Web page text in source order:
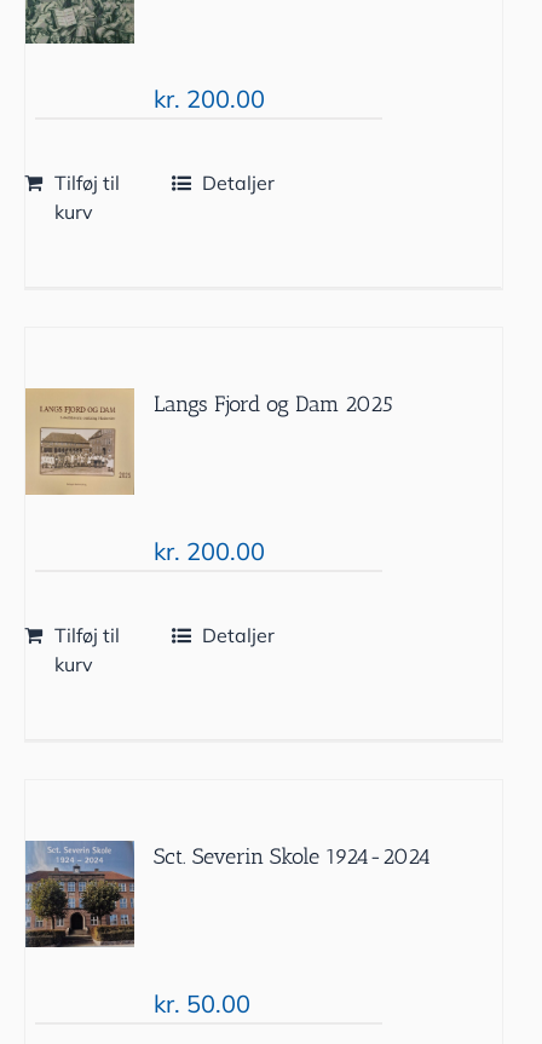
kr. 200.00
Tilføj til
kurv
Detaljer
Langs Fjord og Dam 2025
kr. 200.00
Tilføj til
kurv
Detaljer
Sct. Severin Skole 1924-2024
kr. 50.00